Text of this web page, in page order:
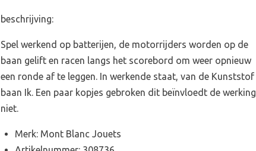
beschrijving:
Spel werkend op batterijen, de motorrijders worden op de
baan gelift en racen langs het scorebord om weer opnieuw
een ronde af te leggen. In werkende staat, van de Kunststof
baan Ik. Een paar kopjes gebroken dit beïnvloedt de werking
niet.
Merk: Mont Blanc Jouets